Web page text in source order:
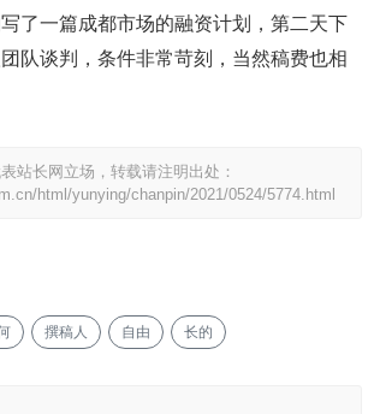
了一篇成都市场的融资计划，第二天下
队谈判，条件非常苛刻，当然稿费也相
站长网立场，转载请注明出处：
html/yunying/chanpin/2021/0524/5774.html
撰稿人 自由 长的